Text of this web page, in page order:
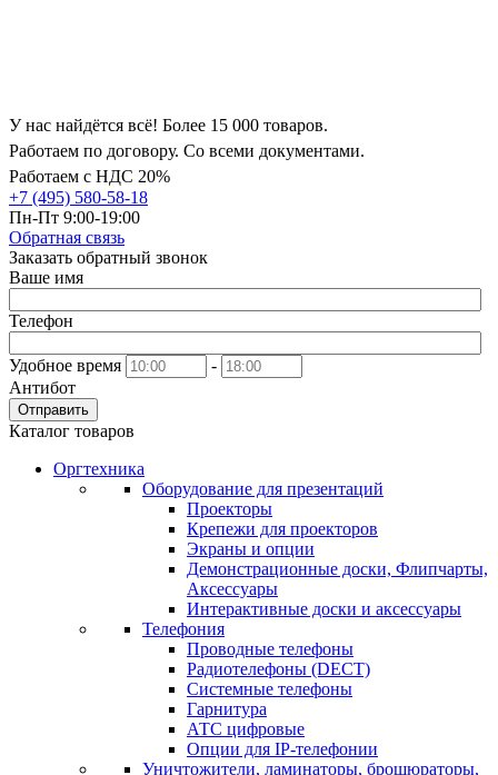
У нас найдётся всё! Более 15 000 товаров.
Работаем по договору. Со всеми документами.
Работаем с НДС 20%
+7 (495) 580-58-18
Пн-Пт 9:00-19:00
Обратная связь
Заказать обратный звонок
Ваше имя
Телефон
Удобное время
-
Антибот
Отправить
Каталог товаров
Оргтехника
Оборудование для презентаций
Проекторы
Крепежи для проекторов
Экраны и опции
Демонстрационные доски, Флипчарты,
Аксессуары
Интерактивные доски и аксессуары
Телефония
Проводные телефоны
Радиотелефоны (DECT)
Системные телефоны
Гарнитура
АТС цифровые
Опции для IP-телефонии
Уничтожители, ламинаторы, брошюраторы,